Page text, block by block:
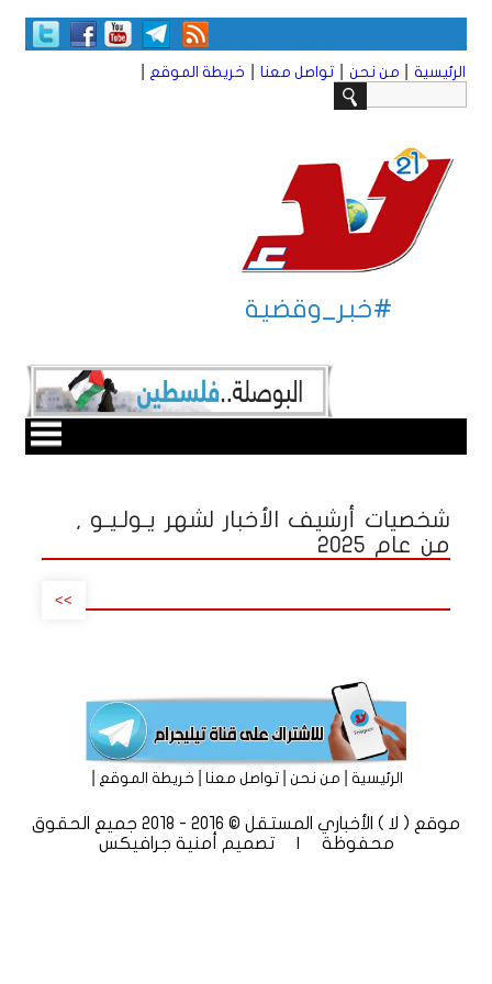
الرئيسية من نحن تواصل معنا خريطة الموقع
#خبر_وقضية
شخصيات أرشيف الأخبار لشهر يـولـيـو ,
من عام 2025
>>
الرئيسية|من نحن|تواصل معنا|خريطة الموقع
موقع ( لا ) الأخباري المستقل © 2016 - 2018 جميع الحقوق
محفوظة | تصميم
أمنية جرافيكس